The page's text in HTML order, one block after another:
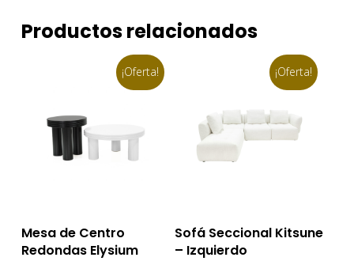
Productos relacionados
¡Oferta!
Añadir Al Carrito
Mesa de Centro
Redondas Elysium
¡Oferta!
Añadir Al Carrito
Sofá Seccional Kitsune
– Izquierdo